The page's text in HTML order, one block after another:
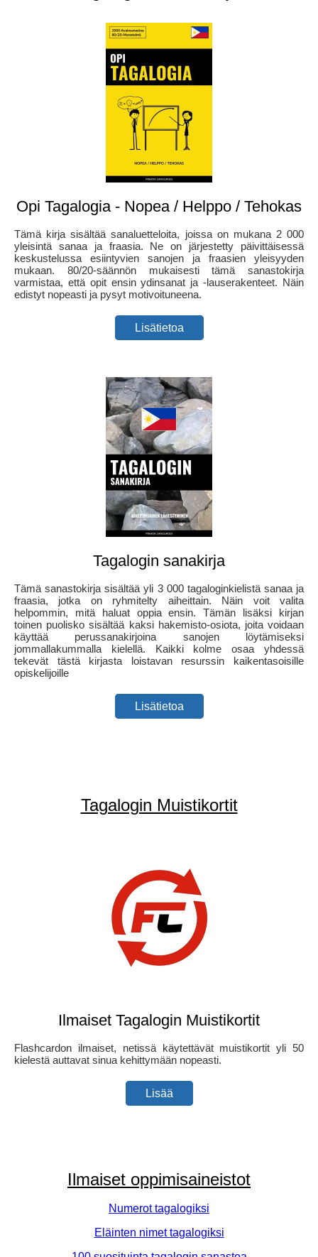
Opi Tagalogia - Nopea / Helppo / Tehokas
Tämä kirja sisältää sanaluetteloita, joissa on mukana 2 000
yleisintä sanaa ja fraasia. Ne on järjestetty päivittäisessä
keskustelussa esiintyvien sanojen ja fraasien yleisyyden
mukaan. 80/20-säännön mukaisesti tämä sanastokirja
varmistaa, että opit ensin ydinsanat ja -lauserakenteet. Näin
edistyt nopeasti ja pysyt motivoituneena.
Lisätietoa
Tagalogin sanakirja
Tämä sanastokirja sisältää yli 3 000 tagaloginkielistä sanaa ja
fraasia, jotka on ryhmitelty aiheittain. Näin voit valita
helpommin, mitä haluat oppia ensin. Tämän lisäksi kirjan
toinen puolisko sisältää kaksi hakemisto-osiota, joita voidaan
käyttää perussanakirjoina sanojen löytämiseksi
jommallakummalla kielellä. Kaikki kolme osaa yhdessä
tekevät tästä kirjasta loistavan resurssin kaikentasoisille
opiskelijoille
Lisätietoa
Tagalogin Muistikortit
Ilmaiset Tagalogin Muistikortit
Flashcardon ilmaiset, netissä käytettävät muistikortit yli 50
kielestä auttavat sinua kehittymään nopeasti.
Lisää
Ilmaiset oppimisaineistot
Numerot tagalogiksi
Eläinten nimet tagalogiksi